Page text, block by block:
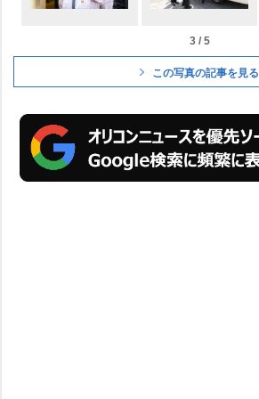
3 / 5
この写真の記事を見る